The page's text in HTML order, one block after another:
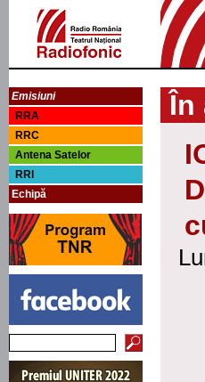
Emisiuni
RRA
RRC
Antena Satelor
RRI
Echipă
În